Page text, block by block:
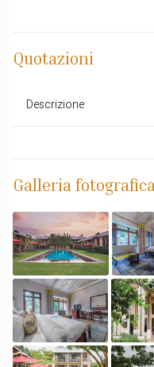
Quotazioni
Descrizione
Galleria fotografica